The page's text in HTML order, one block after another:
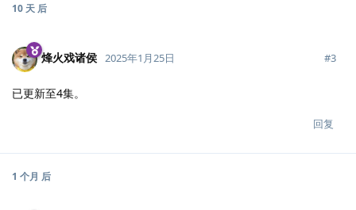
10 天 后
烽火戏诸侯 2025年1月25日 #3
已更新至4集。
回复
1 个月 后